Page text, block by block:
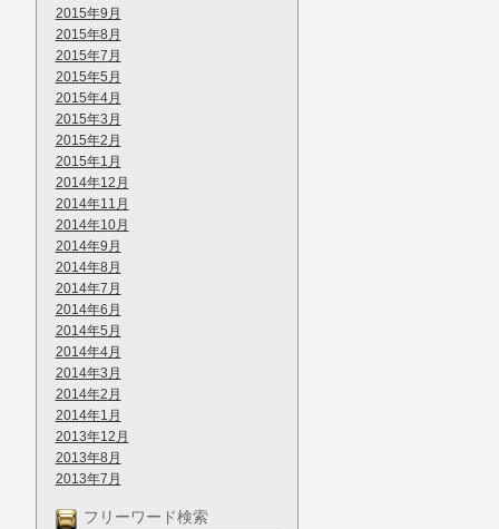
2015年9月
2015年8月
2015年7月
2015年5月
2015年4月
2015年3月
2015年2月
2015年1月
2014年12月
2014年11月
2014年10月
2014年9月
2014年8月
2014年7月
2014年6月
2014年5月
2014年4月
2014年3月
2014年2月
2014年1月
2013年12月
2013年8月
2013年7月
フリーワード検索